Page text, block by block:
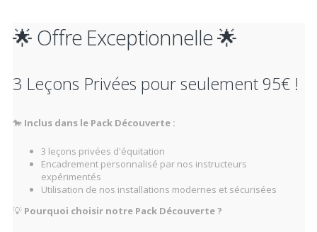
🌟 Offre Exceptionnelle 🌟
3 Leçons Privées pour seulement 95€ !
🐎 Inclus dans le Pack Découverte :
3 leçons privées d'équitation
Encadrement personnalisé par nos instructeurs
expérimentés
Utilisation de nos installations modernes et sécurisées
💡 Pourquoi choisir notre Pack Découverte ?